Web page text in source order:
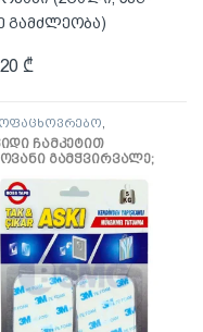
₾
ჩამკეტით
გამჭვირვალე;